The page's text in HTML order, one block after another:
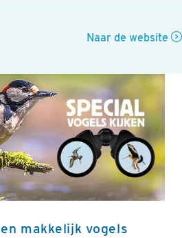
Naar de website
makkelijk vogels